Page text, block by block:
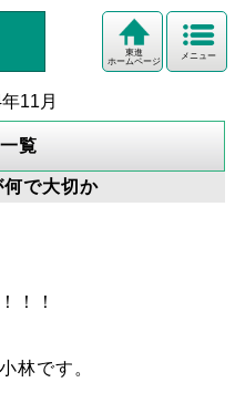
メニュー
東進
ホームページ
11月
覧
で大切か
！！
林です。